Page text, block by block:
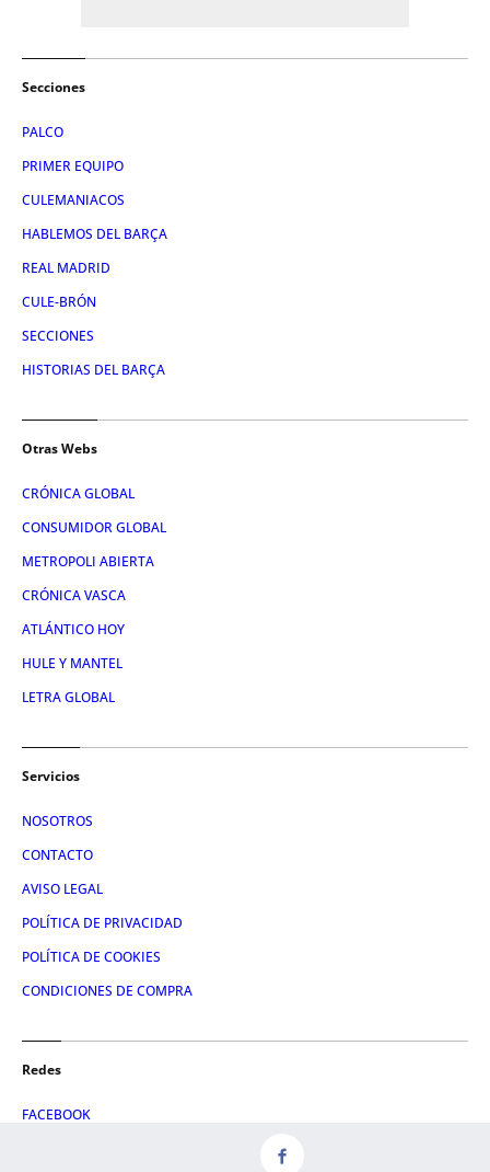
Secciones
PALCO
PRIMER EQUIPO
CULEMANIACOS
HABLEMOS DEL BARÇA
REAL MADRID
CULE-BRÓN
SECCIONES
HISTORIAS DEL BARÇA
Otras Webs
CRÓNICA GLOBAL
CONSUMIDOR GLOBAL
METROPOLI ABIERTA
CRÓNICA VASCA
ATLÁNTICO HOY
HULE Y MANTEL
LETRA GLOBAL
Servicios
NOSOTROS
CONTACTO
AVISO LEGAL
POLÍTICA DE PRIVACIDAD
POLÍTICA DE COOKIES
CONDICIONES DE COMPRA
Redes
FACEBOOK